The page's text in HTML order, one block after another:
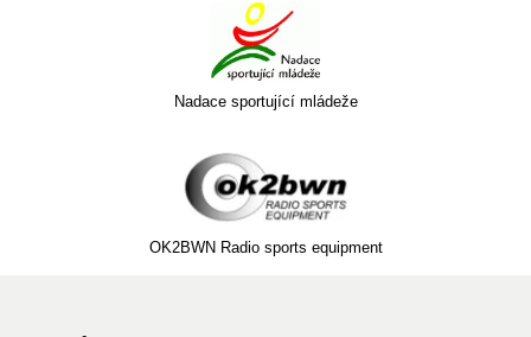
Nadace sportující mládeže
OK2BWN Radio sports equipment